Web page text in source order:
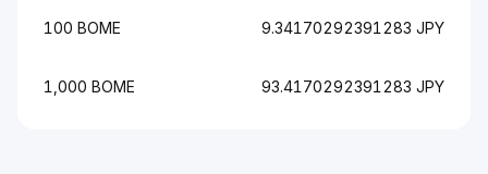
100 BOME 9.34170292391283 JPY
1,000 BOME 93.4170292391283 JPY